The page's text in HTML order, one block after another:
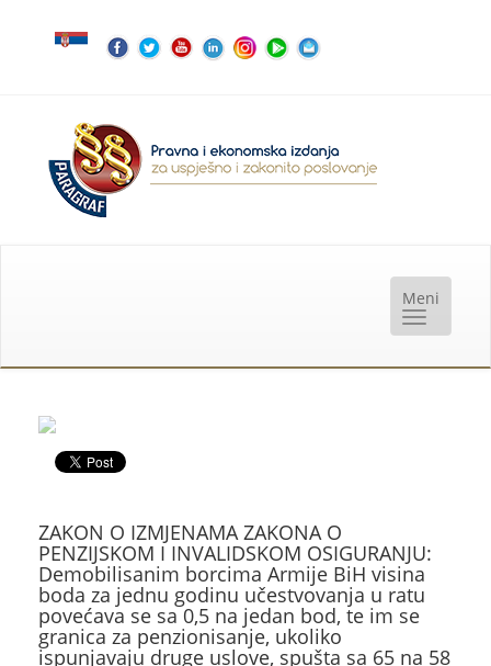
ZAKON O IZMJENAMA ZAKONA O
PENZIJSKOM I INVALIDSKOM OSIGURANJU:
Demobilisanim borcima Armije BiH visina
boda za jednu godinu učestvovanja u ratu
povećava se sa 0,5 na jedan bod, te im se
granica za penzionisanje, ukoliko
ispunjavaju druge uslove, spušta sa 65 na 58